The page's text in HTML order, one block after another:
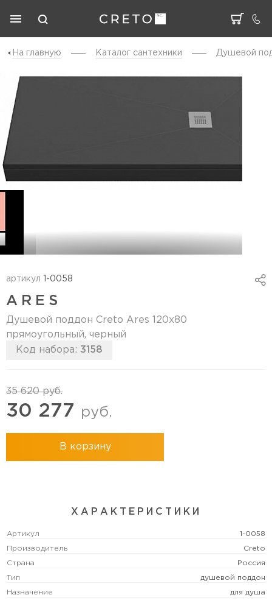
На главную Каталог cантехники Душевой
артикул 1-0058
ARES
Душевой поддон Creto Ares 120x80
прямоугольный, черный
Код набора: 3158
35 620руб.
30 277 руб.
В корзину
ХАРАКТЕРИСТИКИ
Артикул 1-0058
Производитель Creto
Страна Россия
Тип душевой поддон
Назначение для душа